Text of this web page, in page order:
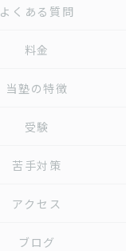
よくある質問
料金
当塾の特徴
受験
苦手対策
アクセス
ブログ